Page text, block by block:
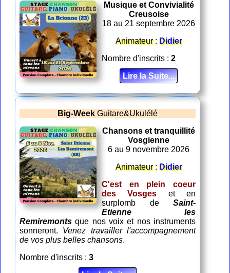
Musique et Convivialité
Creusoise
18 au 21 septembre 2026
Animateur : Didier
Nombre d'inscrits :2
Lire la Suite...
Big-Week Guitare&Ukulélé
Chansons et tranquillité
Vosgienne
6 au 9 novembre 2026
Animateur : Didier
C'est en plein coeur
des Vosges et en
surplomb de Saint-
Etienne les
Remiremonts que nos voix et nos instruments
sonneront. Venez travailler l'accompagnement
de vos plus belles chansons.
Nombre d'inscrits :3